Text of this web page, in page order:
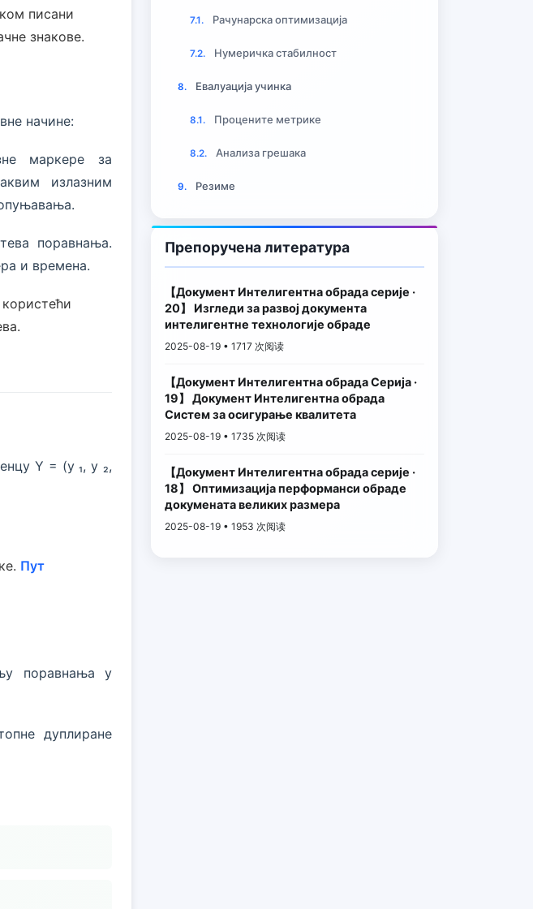
писани
знакове.
начине:
маркере за
излазним
поравнања.
и времена.
Y = (y ₁, y ₂,
Пут
поравнања у
дуплиране
7.1. Рачунарска оптимизација
7.2. Нумеричка стабилност
8. Евалуација учинка
8.1. Процените метрике
8.2. Анализа грешака
9. Резиме
Препоручена литература
【Документ Интелигентна обрада серије ·
20】 Изгледи за развој документа
интелигентне технологије обраде
2025-08-19 • 1717 次阅读
【Документ Интелигентна обрада Серија ·
19】 Документ Интелигентна обрада
Систем за осигурање квалитета
2025-08-19 • 1735 次阅读
【Документ Интелигентна обрада серије ·
18】 Оптимизација перформанси обраде
докумената великих размера
2025-08-19 • 1953 次阅读